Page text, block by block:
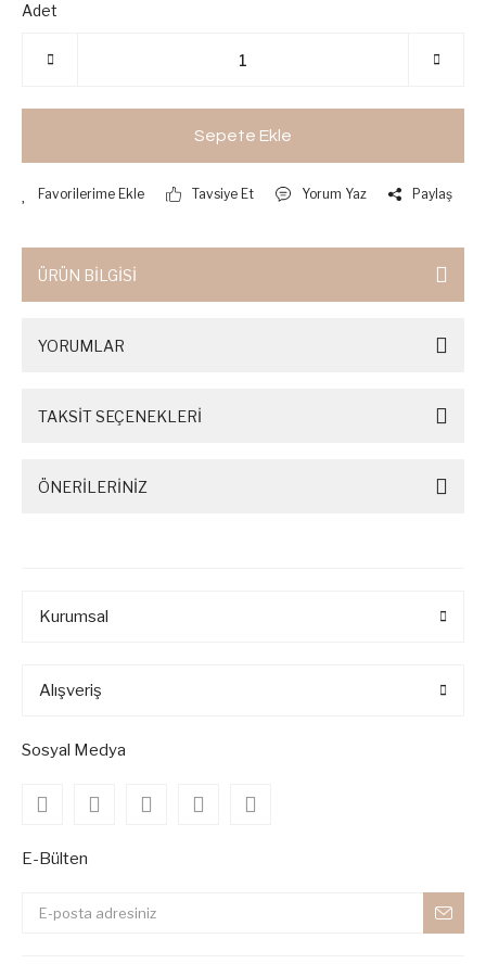
Adet
Sepete Ekle
Tavsiye Et Yorum Yaz Paylaş
ÜRÜN BİLGİSİ
YORUMLAR
TAKSİT SEÇENEKLERİ
ÖNERİLERİNİZ
Kurumsal
Alışveriş
Sosyal Medya
E-Bülten